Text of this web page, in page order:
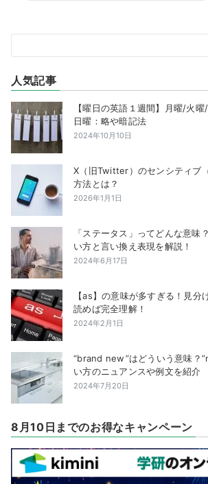
人気記事
【曜日の英語１週間】月曜/火
日曜：略や暗記法
2024年10月10日
X（旧Twitter）のセンシティブ
方法とは？
2026年1月1日
「ステータス」ってどんな意味
い方と言い換え表現を解説！
2024年6月17日
【as】の意味が多すぎる！見分
読めば完全理解！
2024年2月1日
“brand new”はどういう意味？
い方のニュアンスや例文を紹介
2024年7月20日
8月10日までのお得なキャンペーン